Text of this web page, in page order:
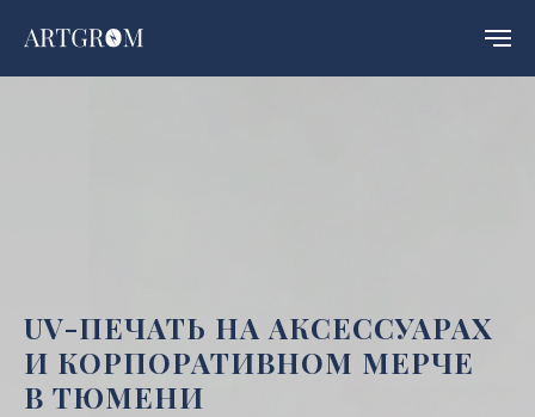
UV-ПЕЧАТЬ НА АКСЕССУАРАХ
И КОРПОРАТИВНОМ МЕРЧЕ
В ТЮМЕНИ